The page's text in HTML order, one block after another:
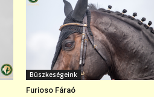
Büszkeségeink
Furioso Fáraó